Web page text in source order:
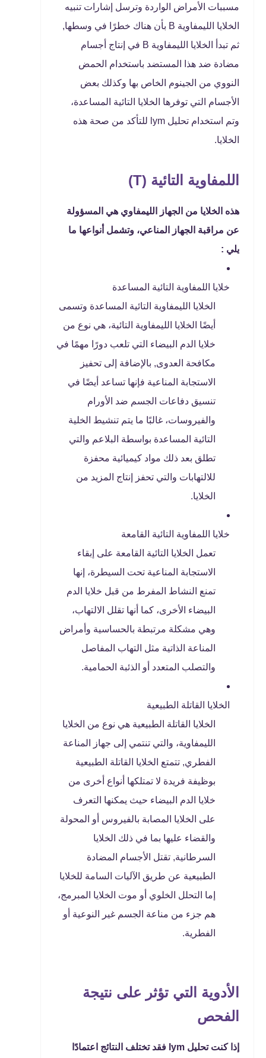
مسببات الأمراض الواردة وترسل إشارات تنبيه
الخلايا الليمفاوية B بأن هناك خطرًا في وسطها,
ثم تبدأ الخلايا الليمفاوية B في إنتاج أجسام
مضادة ضد هذا المستضد باستخدام الحمض
النووي من الجينوم الخاص بها وكذلك بعض
الأجسام التي توفرها الخلايا التائية المساعدة،
وتم استخدام تحليل lym للتأكد من صحة هذه
الخلايا.
اللمفاوية التائية (T)
هذه الخلايا من الجهاز الليمفاوي هي المسؤولة
عن مراقبة الجهاز المناعي، وتشمل أنواعها ما
يلي :
خلايا اللمفاوية التائية المساعدة
الخلايا الليمفاوية التائية المساعدة وتسمى
أيضًا الخلايا الليمفاوية التائية، هي نوع من
خلايا الدم البيضاء التي تلعب دورًا مهمًا في
مكافحة العدوى, بالإضافة إلى تحفيز
الاستجابة المناعية فإنها تساعد أيضًا في
تنسيق دفاعات الجسم ضد الأورام
والفيروسات، غالبًا ما يتم تنشيط الخلية
التائية المساعدة بواسطة البلاعم والتي
تطلق بعد ذلك مواد كيميائية محفزة
للالتهابات والتي تحفز إنتاج المزيد من
الخلايا.
خلايا اللمفاوية التائية القامعة
تعمل الخلايا التائية القامعة على إبقاء
الاستجابة المناعية تحت السيطرة، إنها
تمنع النشاط المفرط من قبل خلايا الدم
البيضاء الأخرى، كما أنها تقلل الالتهاب،
وهي مشكلة مرتبطة بالحساسية وأمراض
المناعة الذاتية مثل التهاب المفاصل
والتصلب المتعدد أو الذئبة الحمامية.
الخلايا القاتلة الطبيعية
الخلايا القاتلة الطبيعية هي نوع من الخلايا
الليمفاوية، والتي تنتمي إلى جهاز المناعة
الفطري, تتمتع الخلايا القاتلة الطبيعية
بوظيفة فريدة لا تمتلكها أنواع أخرى من
خلايا الدم البيضاء حيث يمكنها التعرف
على الخلايا المصابة بالفيروس أو المحولة
والقضاء عليها بما في ذلك الخلايا
السرطانية, تقتل الأجسام المضادة
الطبيعية عن طريق الآليات السامة للخلايا
إما التحلل الخلوي أو موت الخلايا المبرمج،
هم جزء من مناعة الجسم غير النوعية أو
الفطرية.
الأدوية التي تؤثر على نتيجة
الفحص
إذا كنت تحليل lym فقد تختلف النتائج اعتمادًا